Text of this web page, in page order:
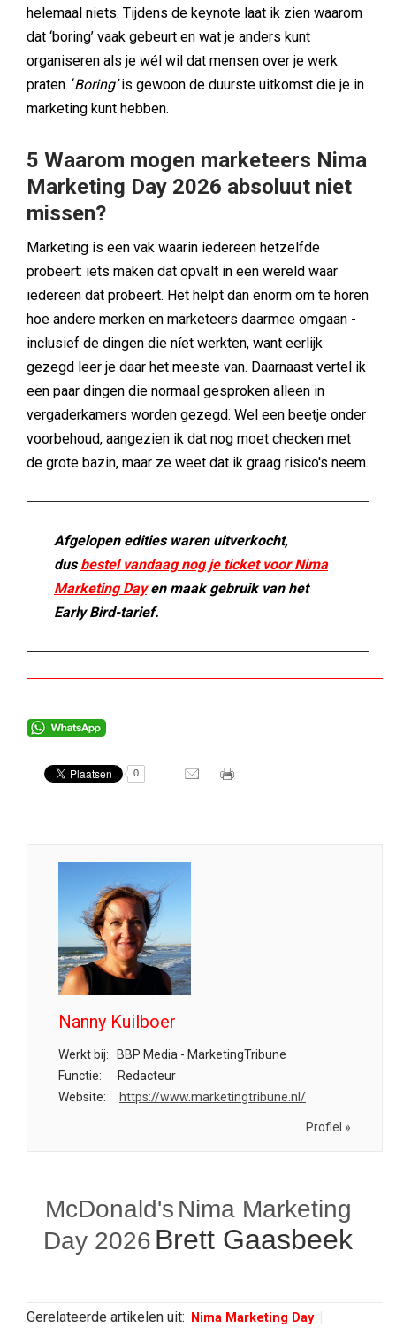
helemaal niets. Tijdens de keynote laat ik zien waarom
dat ‘boring’ vaak gebeurt en wat je anders kunt
organiseren als je wél wil dat mensen over je werk
praten. ‘Boring’is gewoon de duurste uitkomst die je in
marketing kunt hebben.
5 Waarom mogen marketeers Nima
Marketing Day 2026 absoluut niet
missen?
Marketing is een vak waarin iedereen hetzelfde
probeert: iets maken dat opvalt in een wereld waar
iedereen dat probeert. Het helpt dan enorm om te horen
hoe andere merken en marketeers daarmee omgaan -
inclusief de dingen die níet werkten, want eerlijk
gezegd leer je daar het meeste van. Daarnaast vertel ik
een paar dingen die normaal gesproken alleen in
vergaderkamers worden gezegd. Wel een beetje onder
voorbehoud, aangezien ik dat nog moet checken met
de grote bazin, maar ze weet dat ik graag risico's neem.
Afgelopen edities waren uitverkocht,
dusbestel vandaag nog je ticket voor Nima
Marketing Dayen maak gebruik van het
Early Bird-tarief.
0
Nanny Kuilboer
Werkt bij:
BBP Media - MarketingTribune
Functie:
Redacteur
Website:
https://www.marketingtribune.nl/
Profiel »
McDonald's Nima Marketing
Day 2026 Brett Gaasbeek
Gerelateerde artikelen uit: Nima Marketing Day